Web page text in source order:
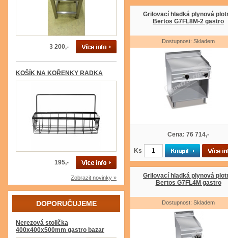
3 200,-
KOŠÍK NA KOŘENKY RADKA
195,-
Zobrazit novinky »
DOPORUČUJEME
Nerezová stolička
400x400x500mm gastro bazar
Grilovací hladká plynová
Bertos G7FL8M-2 gastro
Dostupnost: Skladem
Cena: 76 714,-
Ks
Grilovací hladká plynová
Bertos G7FL4M gastro
Dostupnost: Skladem